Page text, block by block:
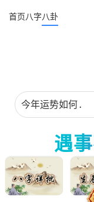
首页八字八卦
遇